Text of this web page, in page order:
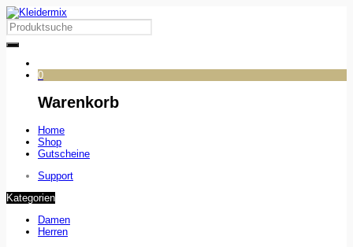
0
Warenkorb
Home
Shop
Gutscheine
Support
Kategorien
Damen
Herren